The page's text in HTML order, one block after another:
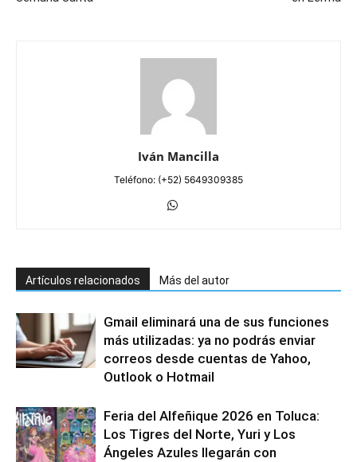
Iván Mancilla
Teléfono: (+52) 5649309385
Artículos relacionados Más del autor
Gmail eliminará una de sus funciones
más utilizadas: ya no podrás enviar
correos desde cuentas de Yahoo,
Outlook o Hotmail
Feria del Alfeñique 2026 en Toluca:
Los Tigres del Norte, Yuri y Los
Ángeles Azules llegarán con